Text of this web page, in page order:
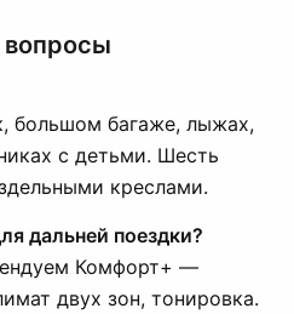
вопросы
большом багаже, лыжах,
с детьми. Шесть
креслами.
дальней поездки?
Комфорт+ —
двух зон, тонировка.